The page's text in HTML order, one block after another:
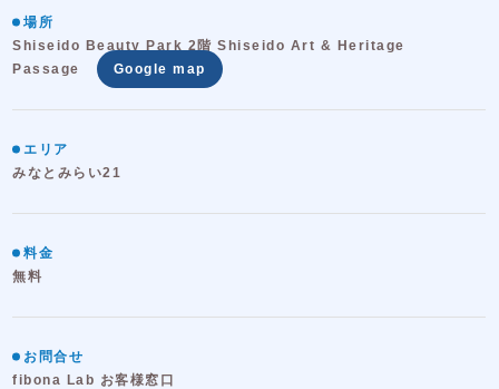
場所
Shiseido Beauty Park 2階 Shiseido Art & Heritage
Passage
Google map
エリア
みなとみらい21
料金
無料
お問合せ
fibona Lab お客様窓口